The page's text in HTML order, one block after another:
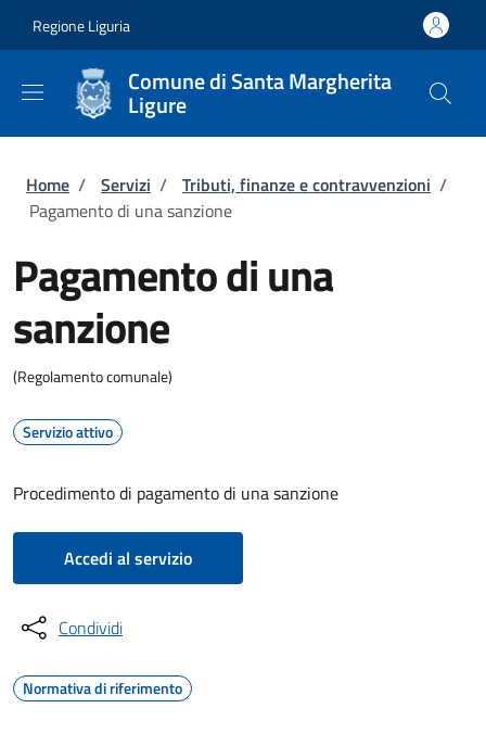
Regione Liguria
Comune di Santa Margherita
Ligure
Briciole di pane
Home / Servizi / Tributi, finanze e contravvenzioni /
Pagamento di una sanzione
Pagamento di una
sanzione
(Regolamento comunale)
Servizio attivo
Procedimento di pagamento di una sanzione
Accedi al servizio
Condividi
Normativa di riferimento